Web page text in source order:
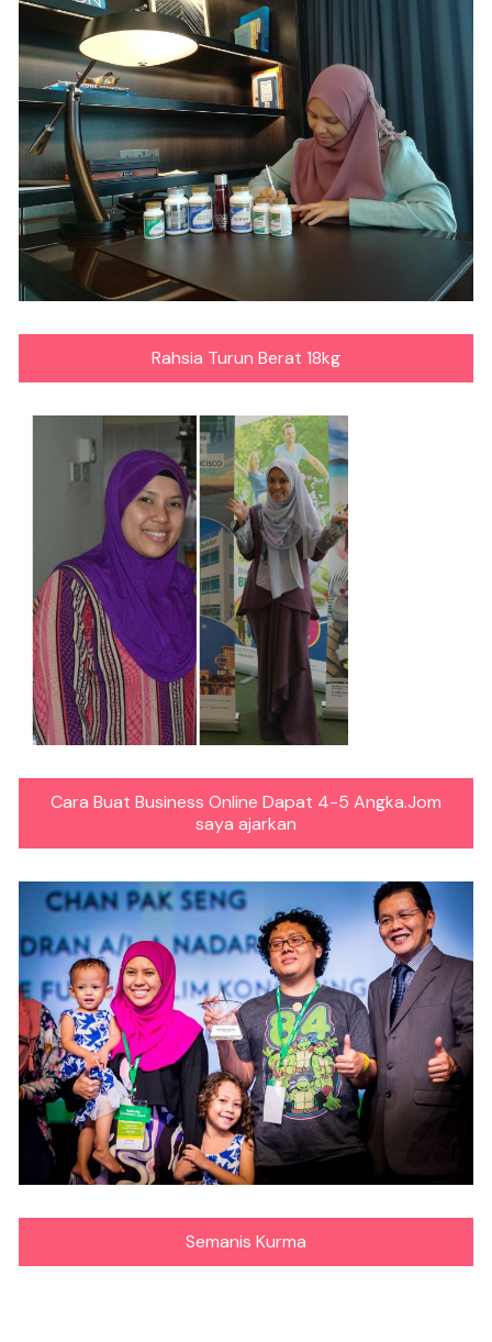
Rahsia Turun Berat 18kg
Cara Buat Business Online Dapat 4-5 Angka.Jom
saya ajarkan
Semanis Kurma